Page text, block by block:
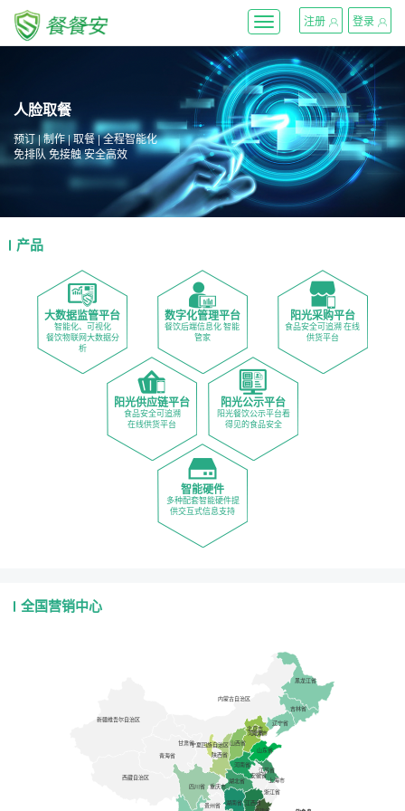
登录
注册
Toggle
navigation
人脸取餐
预订 | 制作 | 取餐 | 全程智能化
免排队 免接触 安全高效
产品
大数据监管平台
智能化、可视化
餐饮物联网大数据分
析
数字化管理平台
餐饮后端信息化 智能
管家
阳光采购平台
食品安全可追溯 在线
供货平台
阳光供应链平台
食品安全可追溯
在线供货平台
阳光公示平台
阳光餐饮公示平台看
得见的食品安全
智能硬件
多种配套智能硬件提
供交互式信息支持
全国营销中心